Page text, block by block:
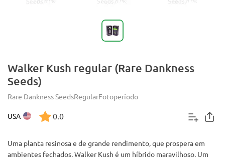
Walker Kush regular (Rare Dankness
Seeds)
Rare Dankness SeedsRegularFotoperíodo
USA 0.0
Uma planta resinosa e de grande rendimento, que prospera em
ambientes fechados, Walker Kush é um híbrido maravilhoso. Um